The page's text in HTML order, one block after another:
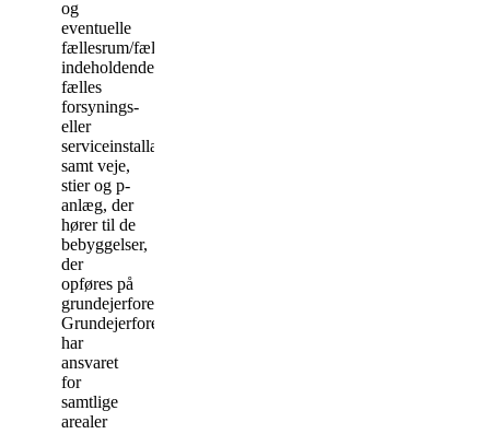
og
eventuelle
fællesrum/fællesbygninger
indeholdende
fælles
forsynings-
eller
serviceinstallationer
samt veje,
stier og p-
anlæg, der
hører til de
bebyggelser,
der
opføres på
grundejerforeningsområdet.
Grundejerforeningen
har
ansvaret
for
samtlige
arealer